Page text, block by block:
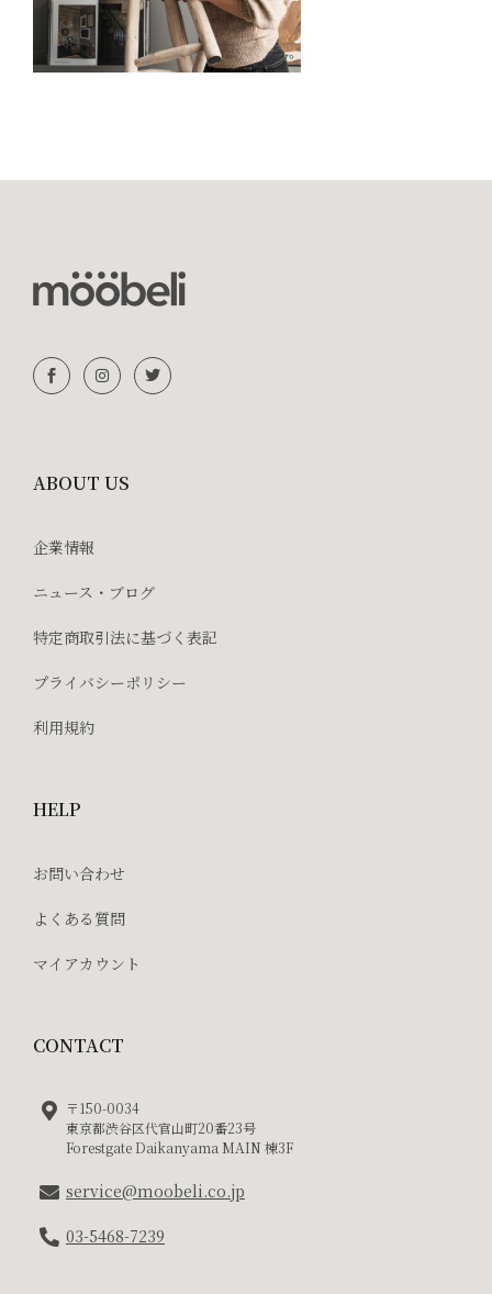
ABOUT US
企業情報
ニュース・ブログ
特定商取引法に基づく表記
プライバシーポリシー
利用規約
HELP
お問い合わせ
よくある質問
マイアカウント
CONTACT
〒150-0034
東京都渋谷区代官山町20番23号
Forestgate Daikanyama MAIN 棟3F
service@moobeli.co.jp
03-5468-7239